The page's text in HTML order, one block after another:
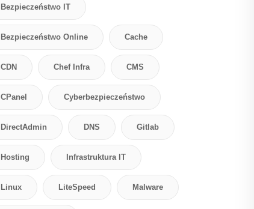
Bezpieczeństwo IT
Bezpieczeństwo Online Cache
CDN Chef Infra CMS
CPanel Cyberbezpieczeństwo
DirectAdmin DNS Gitlab
Hosting Infrastruktura IT
Linux LiteSpeed Malware